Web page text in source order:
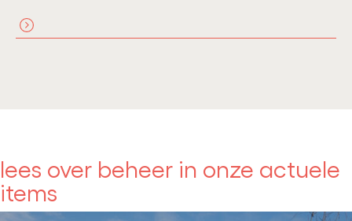
lees over beheer in onze actuele
items